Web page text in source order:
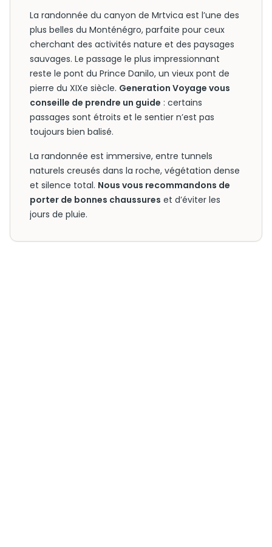
La randonnée du canyon de Mrtvica est l’une des
plus belles du Monténégro, parfaite pour ceux
cherchant des activités nature et des paysages
sauvages. Le passage le plus impressionnant
reste le pont du Prince Danilo, un vieux pont de
pierre du XIXe siècle. Generation Voyage vous
conseille de prendre un guide : certains
passages sont étroits et le sentier n’est pas
toujours bien balisé.
La randonnée est immersive, entre tunnels
naturels creusés dans la roche, végétation dense
et silence total. Nous vous recommandons de
porter de bonnes chaussures et d’éviter les
jours de pluie.